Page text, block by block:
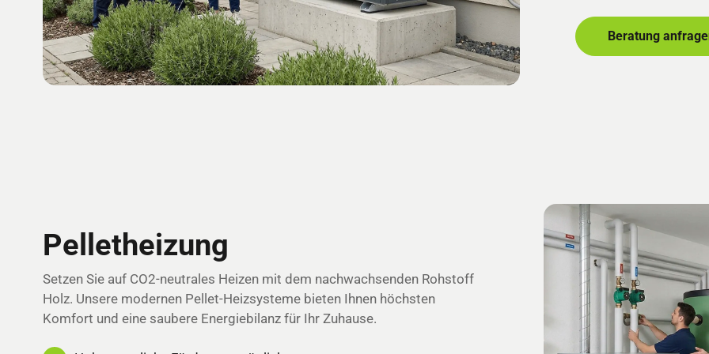
Beratung
Pelletheizung
Setzen Sie auf CO2-neutrales Heizen mit dem nachwachsenden Rohstoff
Holz. Unsere modernen Pellet-Heizsysteme bieten Ihnen höchsten
Komfort und eine saubere Energiebilanz für Ihr Zuhause.